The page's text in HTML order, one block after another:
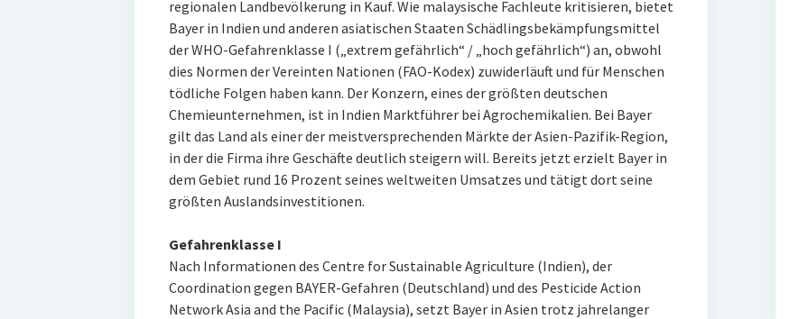
regionalen Landbevölkerung in Kauf. Wie malaysische Fachleute kritisieren, bietet
Bayer in Indien und anderen asiatischen Staaten Schädlingsbekämpfungsmittel
der WHO-Gefahrenklasse I („extrem gefährlich“ / „hoch gefährlich“) an, obwohl
dies Normen der Vereinten Nationen (FAO-Kodex) zuwiderläuft und für Menschen
tödliche Folgen haben kann. Der Konzern, eines der größten deutschen
Chemieunternehmen, ist in Indien Marktführer bei Agrochemikalien. Bei Bayer
gilt das Land als einer der meistversprechenden Märkte der Asien-Pazifik-Region,
in der die Firma ihre Geschäfte deutlich steigern will. Bereits jetzt erzielt Bayer in
dem Gebiet rund 16 Prozent seines weltweiten Umsatzes und tätigt dort seine
größten Auslandsinvestitionen.
Gefahrenklasse I
Nach Informationen des Centre for Sustainable Agriculture (Indien), der
Coordination gegen BAYER-Gefahren (Deutschland) und des Pesticide Action
Network Asia and the Pacific (Malaysia), setzt Bayer in Asien trotz jahrelanger